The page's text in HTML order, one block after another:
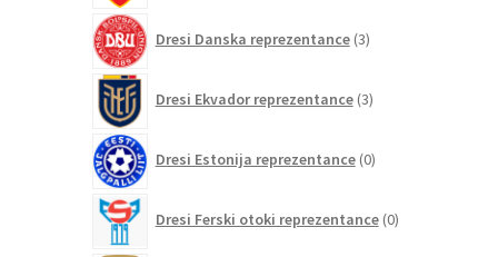
Dresi Danska reprezentance 3izdelki
Dresi Ekvador reprezentance 3izdelki
Dresi Estonija reprezentance 0izdelkov
Dresi Ferski otoki reprezentance 0izdelkov